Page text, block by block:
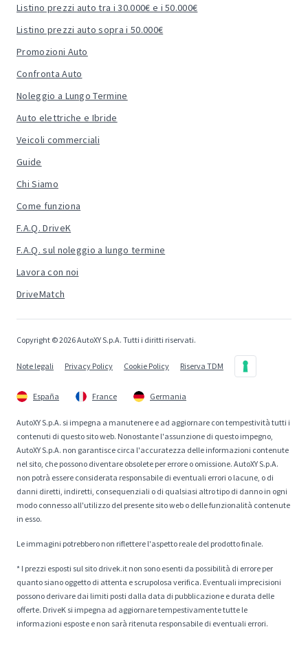
Listino prezzi auto tra i 30.000€ e i 50.000€
Listino prezzi auto sopra i 50.000€
Promozioni Auto
Confronta Auto
Noleggio a Lungo Termine
Auto elettriche e Ibride
Veicoli commerciali
Guide
Chi Siamo
Come funziona
F.A.Q. DriveK
F.A.Q. sul noleggio a lungo termine
Lavora con noi
DriveMatch
Copyright © 2026 AutoXY S.p.A. Tutti i diritti riservati.
Note legali Privacy Policy Cookie Policy Riserva TDM
España France Germania
AutoXY S.p.A. si impegna a manutenere e ad aggiornare con tempestività tutti i
contenuti di questo sito web. Nonostante l'assunzione di questo impegno,
AutoXY S.p.A. non garantisce circa l'accuratezza delle informazioni contenute
nel sito, che possono diventare obsolete per errore o omissione. AutoXY S.p.A.
non potrà essere considerata responsabile di eventuali errori o lacune, o di
danni diretti, indiretti, consequenziali o di qualsiasi altro tipo di danno in ogni
modo connesso all'utilizzo del presente sito web o delle funzionalità contenute
in esso.
Le immagini potrebbero non riflettere l'aspetto reale del prodotto finale.
* I prezzi esposti sul sito drivek.it non sono esenti da possibilità di errore per
quanto siano oggetto di attenta e scrupolosa verifica. Eventuali imprecisioni
possono derivare dai limiti posti dalla data di pubblicazione e durata delle
offerte. DriveK si impegna ad aggiornare tempestivamente tutte le
informazioni esposte e non sarà ritenuta responsabile di eventuali errori.